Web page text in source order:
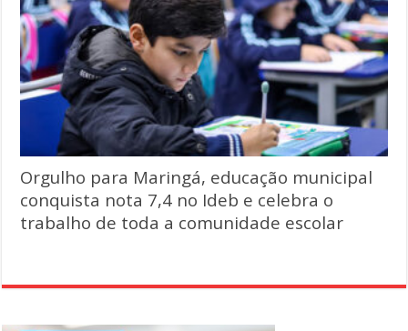
Orgulho para Maringá, educação municipal
conquista nota 7,4 no Ideb e celebra o
trabalho de toda a comunidade escolar